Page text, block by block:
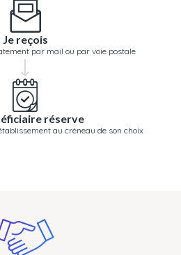
Je reçois
par mail ou par voie postale
réserve
au créneau de son choix